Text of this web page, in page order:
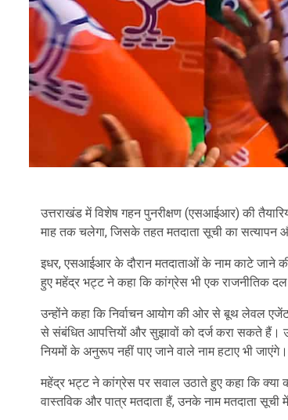
उत्तराखंड में विशेष गहन पुनरीक्षण (एसआईआर) की
माह तक चलेगा, जिसके तहत मतदाता सूची का सत्यापन
इधर, एसआईआर के दौरान मतदाताओं के नाम काटे जाने
हुए महेंद्र भट्टने कहा कि कांग्रेस भी एक राजनीतिक दल
उन्होंने कहा कि निर्वाचन आयोग की ओर से बूथ लेवल
से संबंधित आपत्तियों और सुझावों को दर्ज करा सकते हैं।
नियमों के अनुरूप नहीं पाए जाने वाले नाम हटाए भी जाएंगे।
महेंद्र भट्ट ने कांग्रेस पर सवाल उठाते हुए कहा कि क्या
वास्तविक और पात्र मतदाता हैं, उनके नाम मतदाता